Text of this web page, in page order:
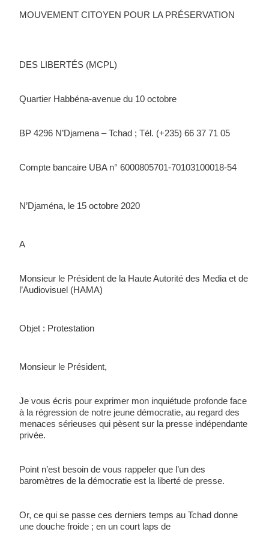
MOUVEMENT CITOYEN POUR LA PRÉSERVATION
DES LIBERTÉS (MCPL)
Quartier Habbéna-avenue du 10 octobre
BP 4296 N’Djamena – Tchad ; Tél. (+235) 66 37 71 05
Compte bancaire UBA n° 6000805701-70103100018-54
N’Djaména, le 15 octobre 2020
A
Monsieur le Président de la Haute Autorité des Media et de
l’Audiovisuel (HAMA)
Objet : Protestation
Monsieur le Président,
Je vous écris pour exprimer mon inquiétude profonde face
à la régression de notre jeune démocratie, au regard des
menaces sérieuses qui pèsent sur la presse indépendante
privée.
Point n’est besoin de vous rappeler que l’un des
baromètres de la démocratie est la liberté de presse.
Or, ce qui se passe ces derniers temps au Tchad donne
une douche froide ; en un court laps de